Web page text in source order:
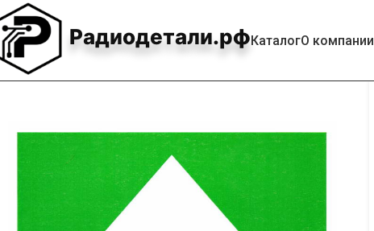
Радиодетали.рфКаталогО компании